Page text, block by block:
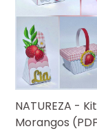
NATUREZA -
Morangos